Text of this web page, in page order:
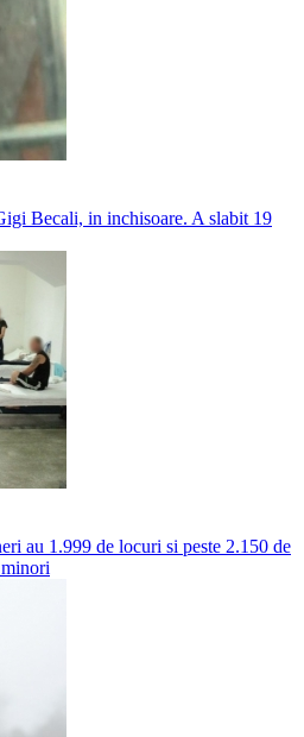
Becali, in inchisoare. A slabit 19
au 1.999 de locuri si peste 2.150 de